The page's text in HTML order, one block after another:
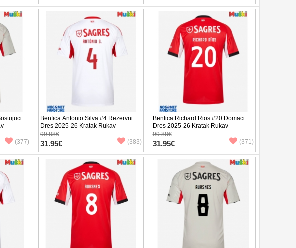
(377)
Benfica Antonio Silva #4 Rezervni
Dres 2025-26 Kratak Rukav
99.88€
31.95€ (383)
Benfica Richard Rios #20 Domaci
Dres 2025-26 Kratak Rukav
99.88€
31.95€ (371)